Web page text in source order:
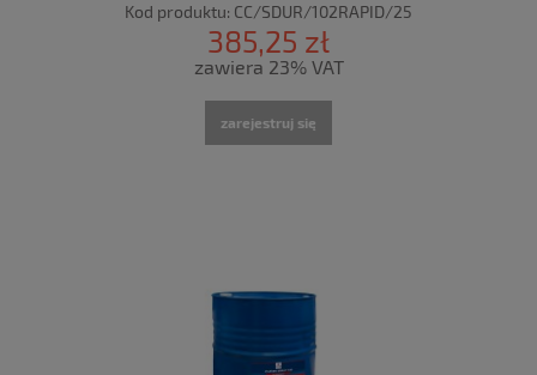
Kod produktu: CC/SDUR/102RAPID/25
385,25 zł
zawiera 23% VAT
zarejestruj się